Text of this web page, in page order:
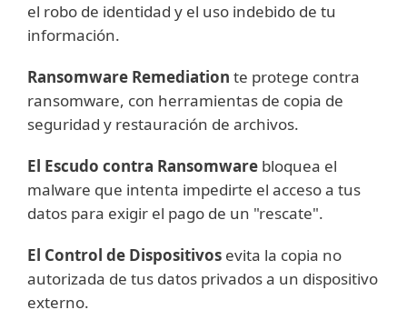
el robo de identidad y el uso indebido de tu
información.
Ransomware Remediation te protege contra
ransomware, con herramientas de copia de
seguridad y restauración de archivos.
El Escudo contra Ransomware bloquea el
malware que intenta impedirte el acceso a tus
datos para exigir el pago de un "rescate".
El Control de Dispositivos evita la copia no
autorizada de tus datos privados a un dispositivo
externo.